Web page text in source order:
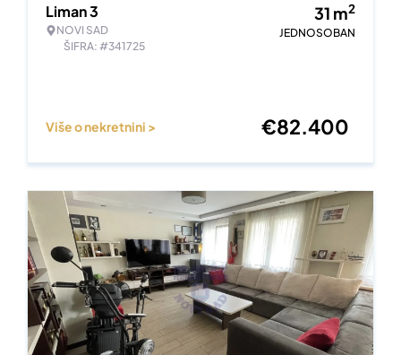
Liman 3
NOVI SAD
ŠIFRA: #341725
31 m2
JEDNOSOBAN
Više o nekretnini > €82.400